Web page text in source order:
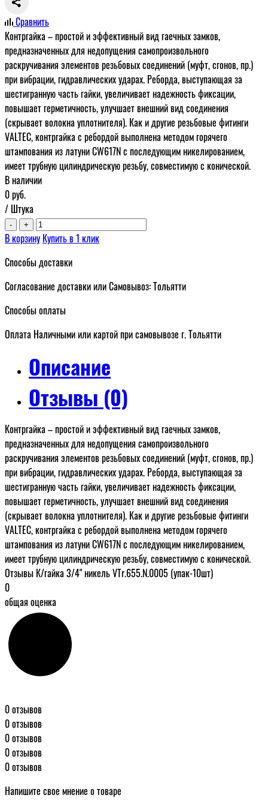
Сравнить
Контргайка – простой и эффективный вид гаечных замков,
предназначенных для недопущения самопроизвольного
раскручивания элементов резьбовых соединений (муфт, сгонов, пр.)
при вибрации, гидравлических ударах. Реборда, выступающая за
шестигранную часть гайки, увеличивает надежность фиксации,
повышает герметичность, улучшает внешний вид соединения
(скрывает волокна уплотнителя). Как и другие резьбовые фитинги
VALTEC, контргайка с ребордой выполнена методом горячего
штампования из латуни CW617N с последующим никелированием,
имеет трубную цилиндрическую резьбу, совместимую с конической.
В наличии
0руб.
/ Штука
- +
В корзину Купить в 1 клик
Способы доставки
Согласование доставки или Самовывоз: Тольятти
Способы оплаты
Оплата Наличными или картой при самовывозе г. Тольятти
Описание
Отзывы (0)
Контргайка – простой и эффективный вид гаечных замков,
предназначенных для недопущения самопроизвольного
раскручивания элементов резьбовых соединений (муфт, сгонов, пр.)
при вибрации, гидравлических ударах. Реборда, выступающая за
шестигранную часть гайки, увеличивает надежность фиксации,
повышает герметичность, улучшает внешний вид соединения
(скрывает волокна уплотнителя). Как и другие резьбовые фитинги
VALTEC, контргайка с ребордой выполнена методом горячего
штампования из латуни CW617N с последующим никелированием,
имеет трубную цилиндрическую резьбу, совместимую с конической.
Отзывы К/гайка 3/4" никель VTr.655.N.0005 (упак-10шт)
0
общая оценка
0 отзывов
0 отзывов
0 отзывов
0 отзывов
0 отзывов
Напишите свое мнение о товаре